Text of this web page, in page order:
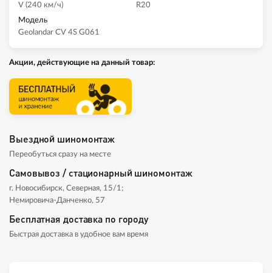
V (240 км/ч)
R20
Модель
Geolandar CV 4S G061
Акции, действующие на данный товар:
Выездной шиномонтаж
Переобуться сразу на месте
Самовывоз / стационарный шиномонтаж
г. Новосибирск, Северная, 15/1;
Немировича-Данченко, 57
Бесплатная доставка по городу
Быстрая доставка в удобное вам время